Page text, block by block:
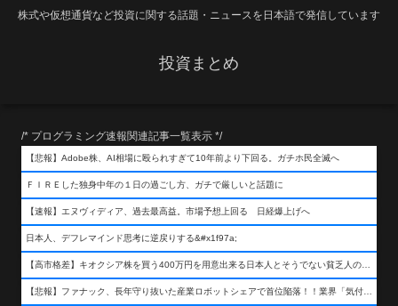
株式や仮想通貨など投資に関する話題・ニュースを日本語で発信しています
投資まとめ
/* プログラミング速報関連記事一覧表示 */
【悲報】Adobe株、AI相場に殴られすぎて10年前より下回る。ガチホ民全滅へ
ＦＩＲＥした独身中年の１日の過ごし方、ガチで厳しいと話題に
【速報】エヌヴィディア、過去最高益。市場予想上回る 日経爆上げへ
日本人、デフレマインド思考に逆戻りする&#x1f97a;
【高市格差】キオクシア株を買う400万円を用意出来る日本人とそうでない貧乏人の差が超広まるって事よ
【悲報】ファナック、長年守り抜いた産業ロボットシェアで首位陥落！！業界「気付いたら一気に抜かれていた…」